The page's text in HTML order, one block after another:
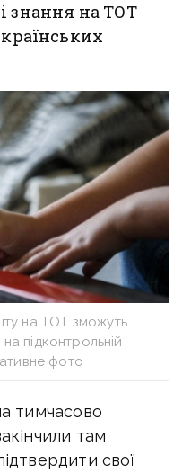
знання на ТОТ
на ТОТ зможуть
підконтрольній
фото
тимчасово
там
свої